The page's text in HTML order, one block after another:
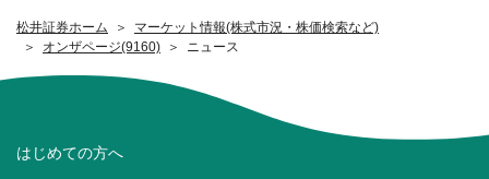
松井証券ホーム
マーケット情報(株式市況・株価検索など)
オンザページ(9160)
ニュース
はじめての方へ